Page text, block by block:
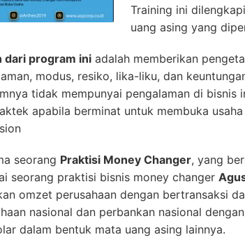
Training ini
uang asing yang
dari program ini adalah memberikan
modus, resiko, lika-liku, dan
tidak mempunyai pengalaman di
apabila berminat untuk membuka
seorang Praktisi Money Changer, yang
seorang praktisi bisnis money changer
omzet perusahaan dengan bertransaksi
nasional dan perbankan nasional
dalam bentuk mata uang asing lainnya.